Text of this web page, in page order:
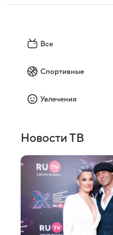
Все
Спортивные
Увлечения
Новости ТВ